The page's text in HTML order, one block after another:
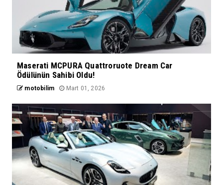
Maserati MCPURA Quattroruote Dream Car
Ödülünün Sahibi Oldu!
motobilim Mart 01, 2026